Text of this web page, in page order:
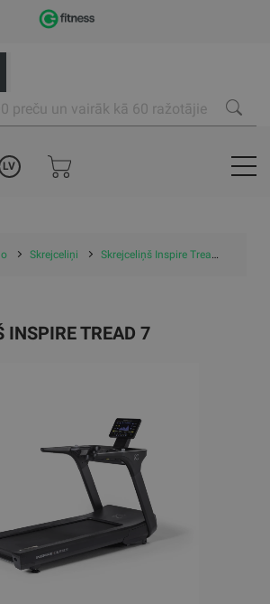
LV
Skrejceliņi Skrejceliņš Inspire Tread 7
INSPIRE TREAD 7